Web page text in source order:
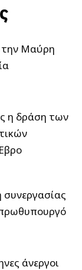
Μαύρη
η δράση των
συνεργασίας
άνεργοι